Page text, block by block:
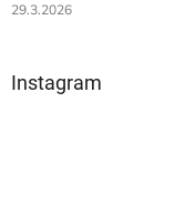
29.3.2026
Instagram